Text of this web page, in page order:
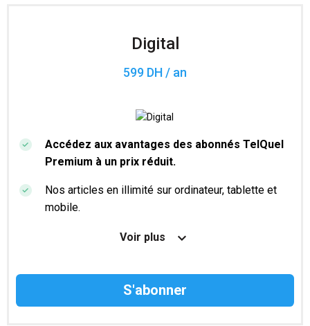
Digital
599 DH / an
Accédez aux avantages des abonnés TelQuel
Premium à un prix réduit.
Nos articles en illimité sur ordinateur, tablette et
mobile.
Le magazine TelQuel en numérique avant la sortie
Des informations confidentielles résérvées aux
Voir plus